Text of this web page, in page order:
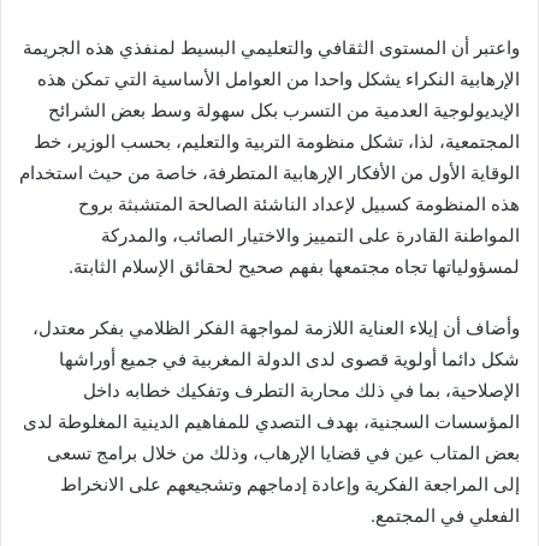
واعتبر أن المستوى الثقافي والتعليمي البسيط لمنفذي هذه الجريمة
الإرهابية النكراء يشكل واحدا من العوامل الأساسية التي تمكن هذه
الإيديولوجية العدمية من التسرب بكل سهولة وسط بعض الشرائح
المجتمعية، لذا، تشكل منظومة التربية والتعليم، بحسب الوزير، خط
الوقاية الأول من الأفكار الإرهابية المتطرفة، خاصة من حيث استخدام
هذه المنظومة كسبيل لإعداد الناشئة الصالحة المتشبثة بروح
المواطنة القادرة على التمييز والاختيار الصائب، والمدركة
لمسؤولياتها تجاه مجتمعها بفهم صحيح لحقائق الإسلام الثابتة.
وأضاف أن إيلاء العناية اللازمة لمواجهة الفكر الظلامي بفكر معتدل،
شكل دائما أولوية قصوى لدى الدولة المغربية في جميع أوراشها
الإصلاحية، بما في ذلك محاربة التطرف وتفكيك خطابه داخل
المؤسسات السجنية، بهدف التصدي للمفاهيم الدينية المغلوطة لدى
بعض المتاب عين في قضايا الإرهاب، وذلك من خلال برامج تسعى
إلى المراجعة الفكرية وإعادة إدماجهم وتشجيعهم على الانخراط
الفعلي في المجتمع.